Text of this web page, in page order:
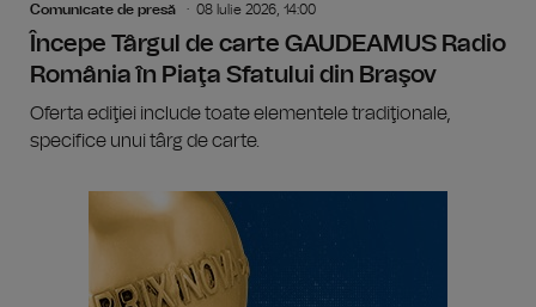
Comunicate de presă 08 Iulie 2026, 14:00
Începe Târgul de carte GAUDEAMUS Radio
România în Piaţa Sfatului din Braşov
Oferta ediţiei include toate elementele tradiţionale,
specifice unui târg de carte.